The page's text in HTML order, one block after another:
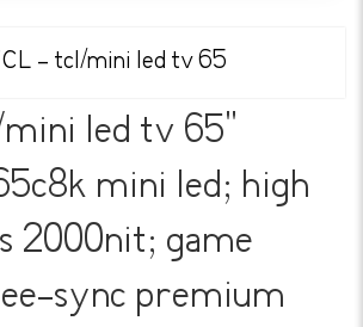
led tv 65"
mini led; high
2000nit; game
sync premium